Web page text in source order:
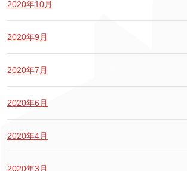
2020年10月
2020年9月
2020年7月
2020年6月
2020年4月
2020年3月